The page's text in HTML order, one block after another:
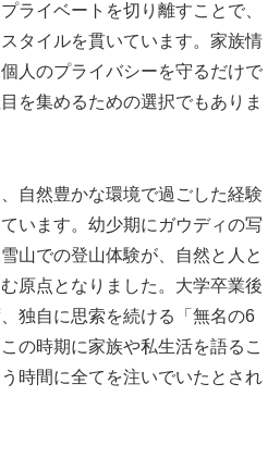
ライベートを切り離すことで、
タイルを貫いています。家族情
人のプライバシーを守るだけで
を集めるための選択でもありま
自然豊かな環境で過ごした経験
います。幼少期にガウディの写
山での登山体験が、自然と人と
原点となりました。大学卒業後
独自に思索を続ける「無名の6
の時期に家族や私生活を語るこ
時間に全てを注いでいたとされ